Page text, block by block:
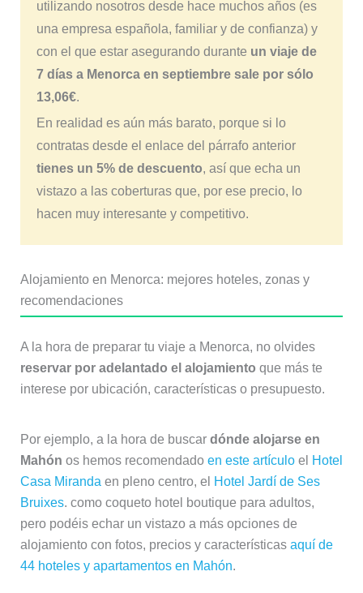
utilizando nosotros desde hace muchos años (es
una empresa española, familiar y de confianza) y
con el que estar asegurando durante un viaje de
7 días a Menorca en septiembre sale por sólo
13,06€.
En realidad es aún más barato, porque si lo
contratas desde el enlace del párrafo anterior
tienes un 5% de descuento, así que echa un
vistazo a las coberturas que, por ese precio, lo
hacen muy interesante y competitivo.
Alojamiento en Menorca: mejores hoteles, zonas y
recomendaciones
A la hora de preparar tu viaje a Menorca, no olvides
reservar por adelantado el alojamiento que más te
interese por ubicación, características o presupuesto.
Por ejemplo, a la hora de buscar dónde alojarse en
Mahón os hemos recomendado en este artículoel
Hotel
Casa Miranda en pleno centro, el
Hotel Jardí de Ses
Bruixes. como coqueto hotel boutique para adultos,
pero podéis echar un vistazo a más opciones de
alojamiento con fotos, precios y características aquí de
44 hoteles y apartamentos en Mahón.